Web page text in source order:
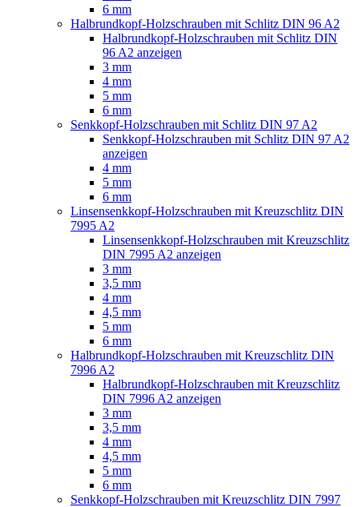
6 mm
Halbrundkopf-Holzschrauben mit Schlitz DIN 96 A2
Halbrundkopf-Holzschrauben mit Schlitz DIN
96 A2 anzeigen
3 mm
4 mm
5 mm
6 mm
Senkkopf-Holzschrauben mit Schlitz DIN 97 A2
Senkkopf-Holzschrauben mit Schlitz DIN 97 A2
anzeigen
4 mm
5 mm
6 mm
Linsensenkkopf-Holzschrauben mit Kreuzschlitz DIN
7995 A2
Linsensenkkopf-Holzschrauben mit Kreuzschlitz
DIN 7995 A2 anzeigen
3 mm
3,5 mm
4 mm
4,5 mm
5 mm
6 mm
Halbrundkopf-Holzschrauben mit Kreuzschlitz DIN
7996 A2
Halbrundkopf-Holzschrauben mit Kreuzschlitz
DIN 7996 A2 anzeigen
3 mm
3,5 mm
4 mm
4,5 mm
5 mm
6 mm
Senkkopf-Holzschrauben mit Kreuzschlitz DIN 7997